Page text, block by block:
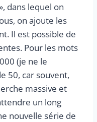
dans lequel on
on ajoute les
Il est possible de
Pour les mots
(je ne le
50, car souvent,
massive et
un long
nouvelle série de